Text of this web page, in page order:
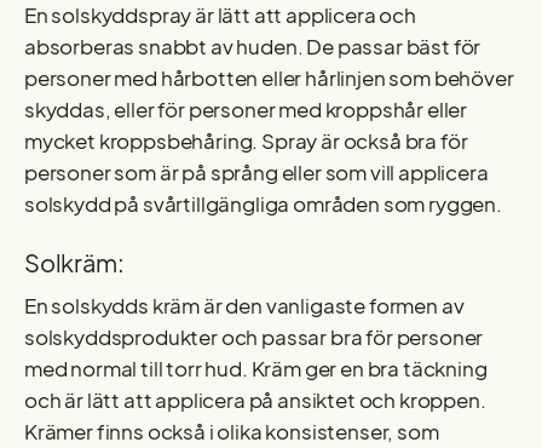
En solskyddspray är lätt att applicera och
absorberas snabbt av huden. De passar bäst för
personer med hårbotten eller hårlinjen som behöver
skyddas, eller för personer med kroppshår eller
mycket kroppsbehåring. Spray är också bra för
personer som är på språng eller som vill applicera
solskydd på svårtillgängliga områden som ryggen.
Solkräm:
En solskydds kräm är den vanligaste formen av
solskyddsprodukter och passar bra för personer
med normal till torr hud. Kräm ger en bra täckning
och är lätt att applicera på ansiktet och kroppen.
Krämer finns också i olika konsistenser, som